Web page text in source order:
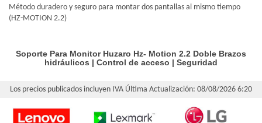
Método duradero y seguro para montar dos pantallas al mismo tiempo
(HZ-MOTION 2.2)
Soporte Para Monitor Huzaro Hz- Motion 2.2 Doble Brazos
hidráulicos | Control de acceso | Seguridad
Los precios publicados incluyen IVA Última Actualización: 08/08/2026 6:20